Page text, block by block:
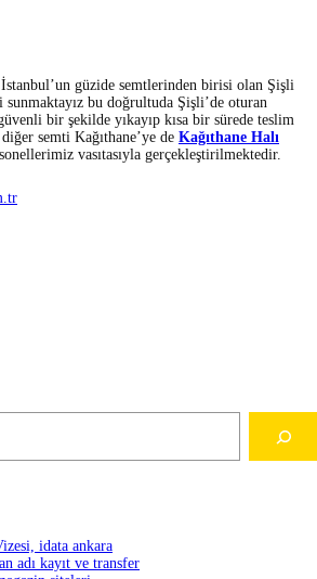
güzide semtlerinden birisi olan Şişli
sunmaktayız bu doğrultuda Şişli’de oturan
bir şekilde yıkayıp kısa bir sürede teslim
semti Kağıthane’ye de Kağıthane Halı
vasıtasıyla gerçekleştirilmektedir.
idata ankara
adı kayıt ve transfer